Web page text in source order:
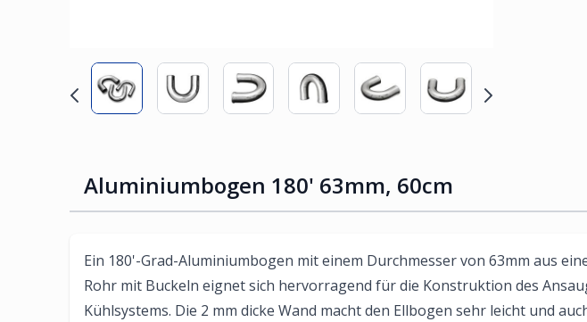
Aluminiumbogen 180' 63mm, 60cm
Ein 180'-Grad-Aluminiumbogen mit einem Durchmesser von 63mm aus
Rohr mit Buckeln eignet sich hervorragend für die Konstruktion des
Kühlsystems. Die 2 mm dicke Wand macht den Ellbogen sehr leicht und